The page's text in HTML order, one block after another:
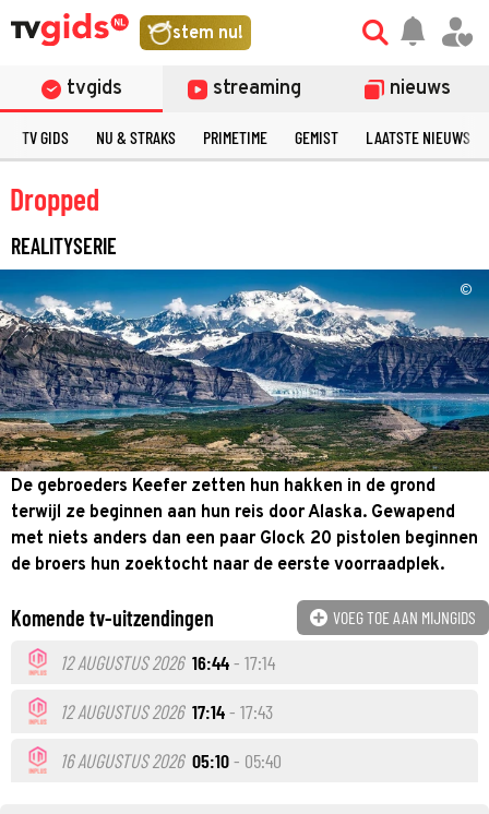
stem nu!
tvgids streaming nieuws
TV GIDS NU & STRAKS PRIMETIME GEMIST LAATSTE NIEUWS
Dropped
REALITYSERIE
©
De gebroeders Keefer zetten hun hakken in de grond
terwijl ze beginnen aan hun reis door Alaska. Gewapend
met niets anders dan een paar Glock 20 pistolen beginnen
de broers hun zoektocht naar de eerste voorraadplek.
Komende tv-uitzendingen VOEG TOE AAN MIJNGIDS
12 AUGUSTUS 2026 16:44- 17:14
12 AUGUSTUS 2026 17:14- 17:43
16 AUGUSTUS 2026 05:10- 05:40